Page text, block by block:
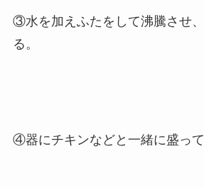
③水を加えふたをして沸騰させ
る。
④器にチキンなどと一緒に盛って